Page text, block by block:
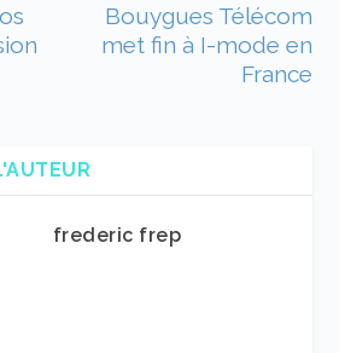
Bouygues Télécom
met fin à I-mode en
France
frederic frep